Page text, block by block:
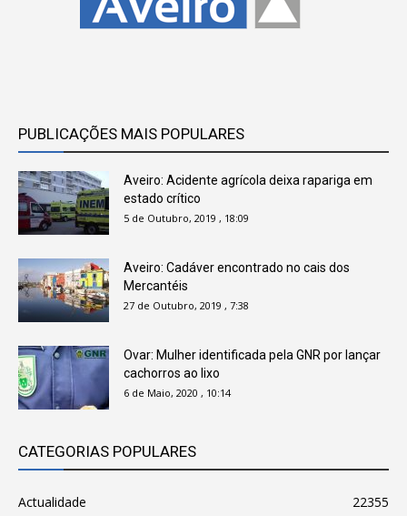
PUBLICAÇÕES MAIS POPULARES
Aveiro: Acidente agrícola deixa rapariga em
estado crítico
5 de Outubro, 2019 , 18:09
Aveiro: Cadáver encontrado no cais dos
Mercantéis
27 de Outubro, 2019 , 7:38
Ovar: Mulher identificada pela GNR por lançar
cachorros ao lixo
6 de Maio, 2020 , 10:14
CATEGORIAS POPULARES
Actualidade 22355